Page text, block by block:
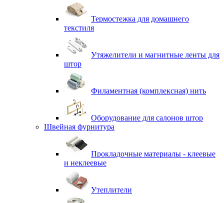
Термостежка для домашнего
текстиля
Утяжелители и магнитные ленты для
штор
Филаментная (комплексная) нить
Оборудование для салонов штор
Швейная фурнитура
Прокладочные материалы - клеевые
и неклеевые
Утеплители